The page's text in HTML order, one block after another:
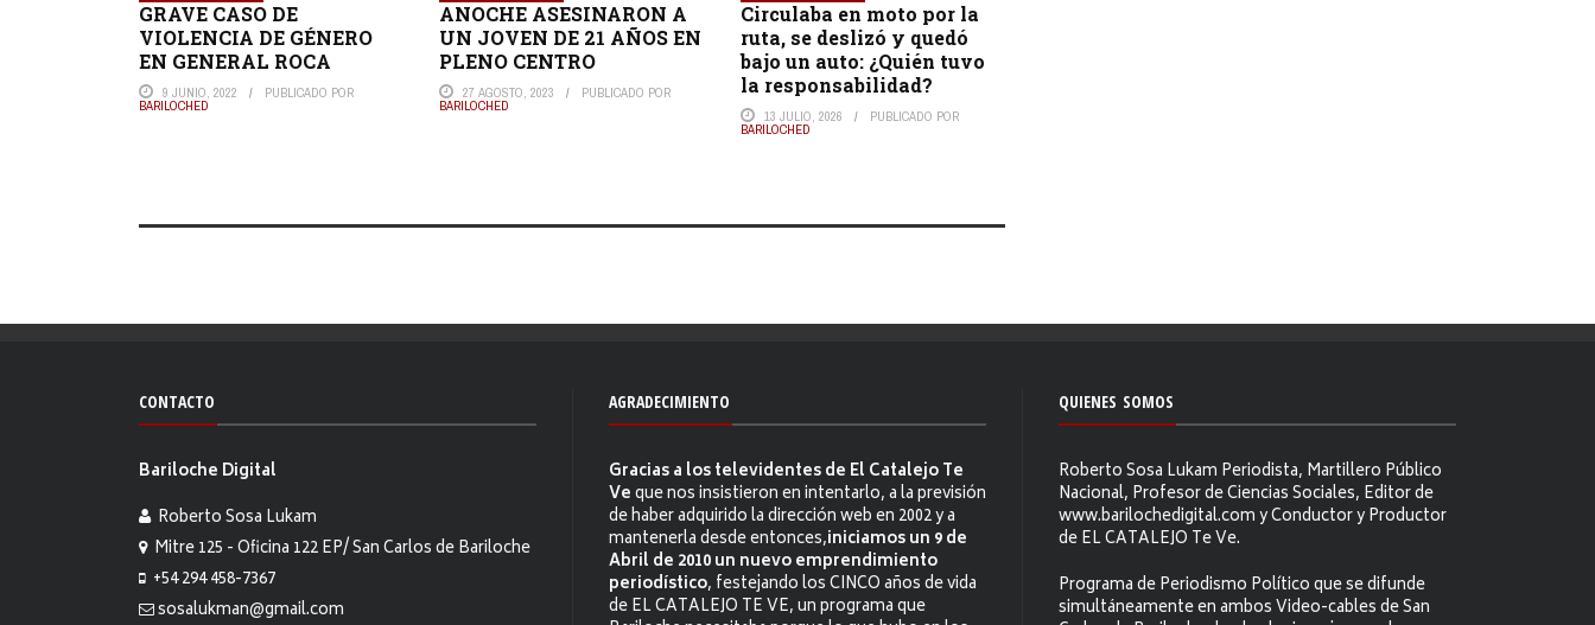
GRAVE CASO DE
VIOLENCIA DE GÉNERO
EN GENERAL ROCA
9 JUNIO, 2022 PUBLICADO POR
BARILOCHED
ANOCHE ASESINARON A
UN JOVEN DE 21 AÑOS EN
PLENO CENTRO
27 AGOSTO, 2023 PUBLICADO POR
BARILOCHED
Circulaba en moto por la
ruta, se deslizó y quedó
bajo un auto: ¿Quién tuvo
la responsabilidad?
13 JULIO, 2026 PUBLICADO POR
BARILOCHED
CONTACTO
Bariloche Digital
Roberto Sosa Lukam
Mitre 125 - Oficina 122 EP/ San Carlos de Bariloche
+54 294 458-7367
sosalukman@gmail.com
AGRADECIMIENTO
Gracias a los televidentes de El Catalejo Te
Veque nos insistieron en intentarlo, a la previsión
de haber adquirido la dirección web en 2002 y a
mantenerla desde entonces,iniciamos un 9 de
Abril de 2010 un nuevo emprendimiento
periodístico, festejando los CINCO años de vida
de EL CATALEJO TE VE, un programa que
QUIENES SOMOS
Roberto Sosa Lukam Periodista, Martillero Público
Nacional, Profesor de Ciencias Sociales, Editor de
www.barilochedigital.com y Conductor y Productor
de EL CATALEJO Te Ve.
Programa de Periodismo Político que se difunde
simultáneamente en ambos Video-cables de San